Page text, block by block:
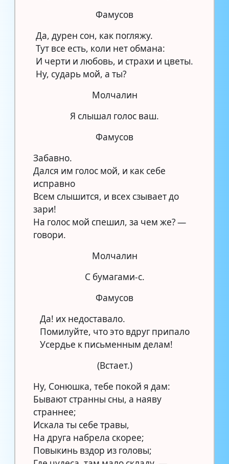
Фамусов
Да, дурен сон, как погляжу.
Тут все есть, коли нет обмана:
И черти и любовь, и страхи и цветы.
Ну, сударь мой, а ты?
Молчалин
Я слышал голос ваш.
Фамусов
Забавно.
Дался им голос мой, и как себе
исправно
Всем слышится, и всех сзывает до
зари!
На голос мой спешил, за чем же? —
говори.
Молчалин
С бумагами-с.
Фамусов
Да! их недоставало.
Помилуйте, что это вдруг припало
Усердье к письменным делам!
(Встает.)
Ну, Сонюшка, тебе покой я дам:
Бывают странны сны, а наяву
страннее;
Искала ты себе травы,
На друга набрела скорее;
Повыкинь вздор из головы;